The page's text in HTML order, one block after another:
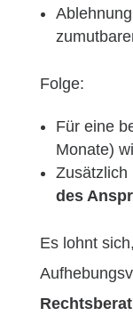
Folge:
Für eine
Monate)
Zusätzlich
des
Es lohnt